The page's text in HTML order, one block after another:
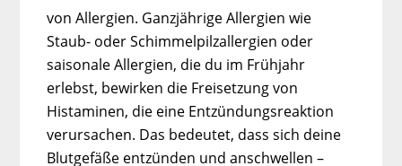
von Allergien. Ganzjährige Allergien wie
Staub- oder Schimmelpilzallergien oder
saisonale Allergien, die du im Frühjahr
erlebst, bewirken die Freisetzung von
Histaminen, die eine Entzündungsreaktion
verursachen. Das bedeutet, dass sich deine
Blutgefäße entzünden und anschwellen –